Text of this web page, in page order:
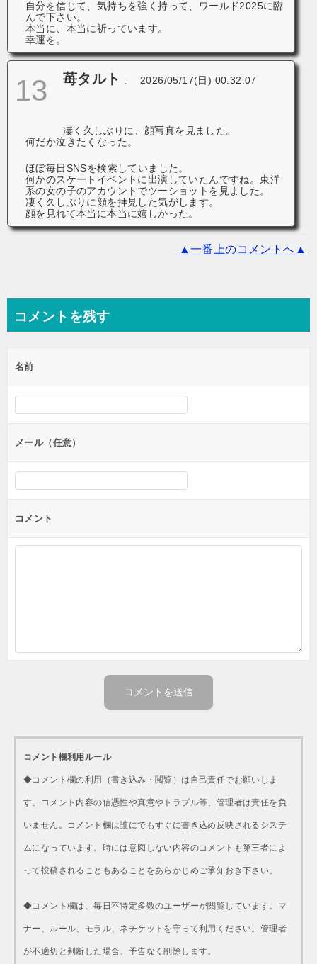
自分を信じて、気持ちを強く持って、ワールド2025に臨
んで下さい。
本当に、本当に祈っています。
幸運を。
13 苺タルト : 2026/05/17(日) 00:32:07
凄く久しぶりに、顔写真を見ました。
何だか泣きたくなった。
ほぼ毎日SNSを検索していました。
何かのスケートイベントに出演していたんですね。東洋
系の女の子のアカウントでツーショットを見ました。
凄く久しぶりに顔を拝見した気がします。
顔を見れて本当に本当に嬉しかった。
▲一番上のコメントへ▲
コメントを残す
名前
メール（任意）
コメント
コメント欄利用ルール
◆コメント欄の利用（書き込み・閲覧）は自己責任でお願いしま
す。コメント内容の信憑性や真意やトラブル等、管理者は責任を負
いません。コメント欄は誰にでもすぐに書き込め反映されるシステ
ムになっています。時には意図しない内容のコメントも第三者によ
って投稿されることもあることをあらかじめご承知おき下さい。
◆コメント欄は、毎日不特定多数のユーザーが閲覧しています。マ
ナー、ルール、モラル、ネチケットを守って利用ください。管理者
が不適切と判断した場合、予告なく削除します。